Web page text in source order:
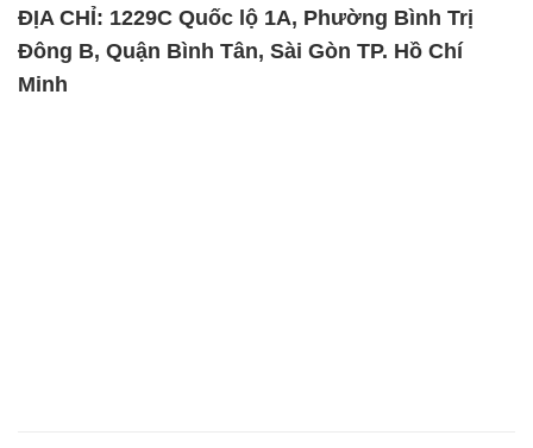
ĐỊA CHỈ: 1229C Quốc lộ 1A, Phường Bình Trị
Đông B, Quận Bình Tân, Sài Gòn TP. Hồ Chí
Minh